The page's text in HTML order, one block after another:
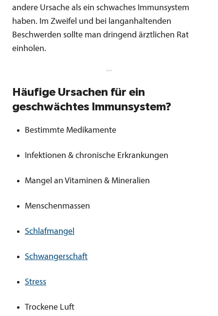
andere Ursache als ein schwaches Immunsystem
haben. Im Zweifel und bei langanhaltenden
Beschwerden sollte man dringend ärztlichen Rat
einholen.
Häufige Ursachen für ein
geschwächtes Immunsystem?
Bestimmte Medikamente
Infektionen & chronische Erkrankungen
Mangel an Vitaminen & Mineralien
Menschenmassen
Schlafmangel
Schwangerschaft
Stress
Trockene Luft